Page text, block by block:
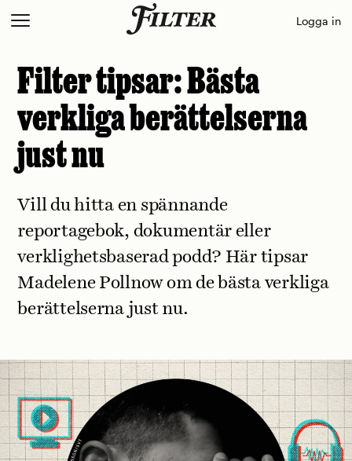
Skip
Logga in
Filter tipsar: Bästa
verkliga berättelserna
just nu
Vill du hitta en spännande
reportagebok, dokumentär eller
verklighetsbaserad podd? Här tipsar
Madelene Pollnow om de bästa verkliga
berättelserna just nu.